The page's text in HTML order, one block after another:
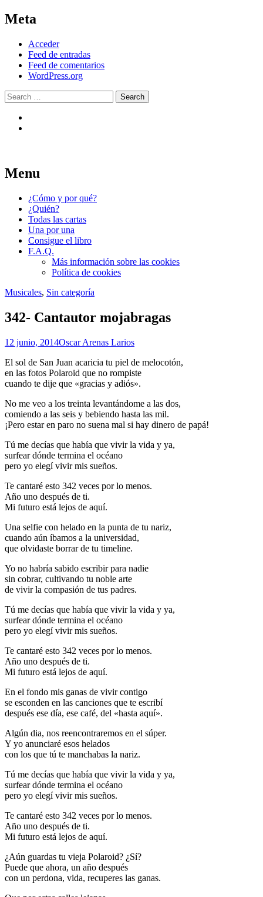
Meta
Acceder
Feed de entradas
Feed de comentarios
WordPress.org
Search
365 formas de pedir trabajo
Reescribí mi carta para pedir trabajo de
año entero. Y ahora, lo hemos puesto en un
libro.
Menu
Skip
content
¿Cómo y por qué?
¿Quién?
Todas las cartas
Una por una
Consigue el libro
F.A.Q.
Más información sobre las cookies
Política de cookies
Musicales, Sin categoría
342- Cantautor mojabragas
12 junio, 2014Oscar Arenas Larios
El sol de San Juan acaricia tu piel de melocotón,
en las fotos Polaroid que no rompiste
cuando te dije que «gracias y adiós».
No me veo a los treinta levantándome a las dos,
comiendo a las seis y bebiendo hasta las mil.
¡Pero estar en paro no suena mal si hay dinero de papá!
Tú me decías que había que vivir la vida y ya,
surfear dónde termina el océano
pero yo elegí vivir mis sueños.
Te cantaré esto 342 veces por lo menos.
Año uno después de ti.
Mi futuro está lejos de aquí.
Una selfie con helado en la punta de tu nariz,
cuando aún íbamos a la universidad,
que olvidaste borrar de tu timeline.
Yo no habría sabido escribir para nadie
sin cobrar, cultivando tu noble arte
de vivir la compasión de tus padres.
Tú me decías que había que vivir la vida y ya,
surfear dónde termina el océano
pero yo elegí vivir mis sueños.
Te cantaré esto 342 veces por lo menos.
Año uno después de ti.
Mi futuro está lejos de aquí.
En el fondo mis ganas de vivir contigo
se esconden en las canciones que te escribí
después ese día, ese café, del «hasta aquí».
Algún dia, nos reencontraremos en el súper.
Y yo anunciaré esos helados
con los que tú te manchabas la nariz.
Tú me decías que había que vivir la vida y ya,
surfear dónde termina el océano
pero yo elegí vivir mis sueños.
Te cantaré esto 342 veces por lo menos.
Año uno después de ti.
Mi futuro está lejos de aquí.
¿Aún guardas tu vieja Polaroid? ¿Sí?
Puede que ahora, un año después
con un perdona, vida, recuperes las ganas.